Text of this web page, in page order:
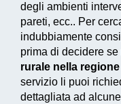
degli ambienti
pareti, ecc.. Per
indubbiamente
prima di decidere se
rurale nella
servizio li puoi
dettagliata ad